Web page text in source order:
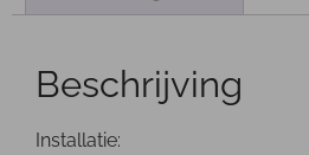
Beschrijving
Installatie: